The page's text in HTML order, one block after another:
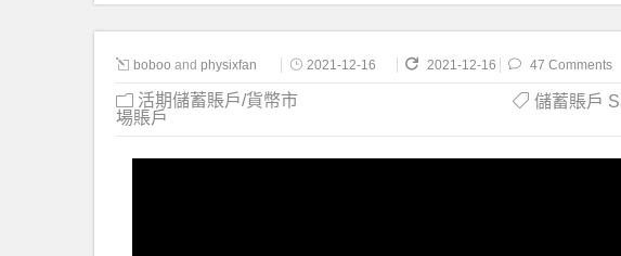
boboo and physixfan 2021-12-16 2021-12-16 47 Comments
活期儲蓄賬戶/貨幣市
場賬戶
儲蓄賬戶